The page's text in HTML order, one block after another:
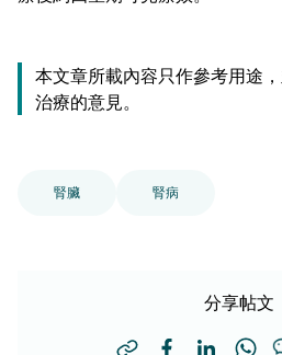
本文章所載內容只作參考用途
治療的意見。
腎臟 腎病
分享帖文